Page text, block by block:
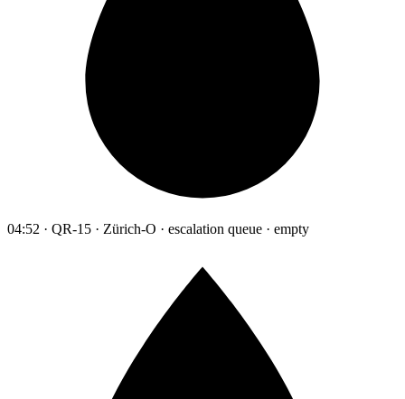
04:52 · QR-15 · Zürich-O · escalation queue · empty